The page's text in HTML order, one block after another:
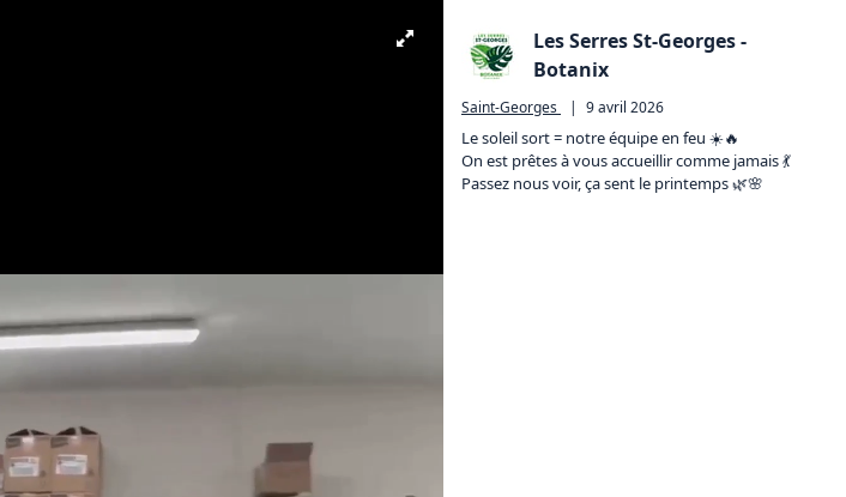
Les Serres St-Georges -
Botanix
Saint-Georges | 9 avril 2026
Le soleil sort = notre équipe en feu ☀️🔥
On est prêtes à vous accueillir comme jamais 💃
Passez nous voir, ça sent le printemps 🌿🌸